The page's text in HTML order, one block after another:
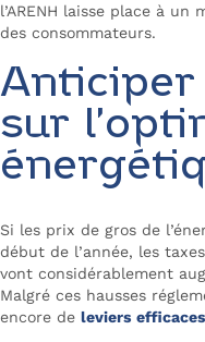
l’ARENH laisse place à
des consommateurs.
sur
Si les prix de gros de
début de l’année, les
vont considérablement
Malgré ces hausses
encore de leviers efficaces